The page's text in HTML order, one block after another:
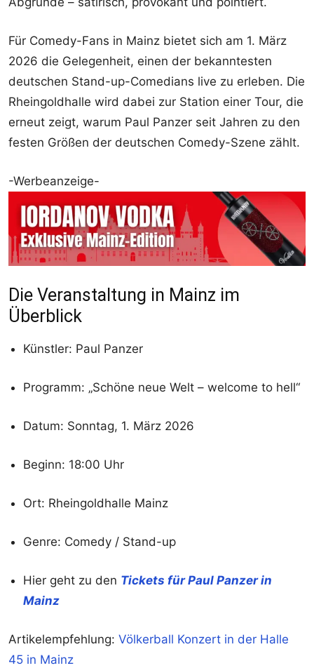
Für Comedy-Fans in Mainz bietet sich am 1. März
2026 die Gelegenheit, einen der bekanntesten
deutschen Stand-up-Comedians live zu erleben. Die
Rheingoldhalle wird dabei zur Station einer Tour, die
erneut zeigt, warum Paul Panzer seit Jahren zu den
festen Größen der deutschen Comedy-Szene zählt.
-Werbeanzeige-
Die Veranstaltung in Mainz im
Überblick
Künstler: Paul Panzer
Programm: „Schöne neue Welt – welcome to hell“
Datum: Sonntag, 1. März 2026
Beginn: 18:00 Uhr
Ort: Rheingoldhalle Mainz
Genre: Comedy / Stand-up
Hier geht zu den Tickets für Paul Panzer in
Mainz
Artikelempfehlung: Völkerball Konzert in der Halle
45 in Mainz